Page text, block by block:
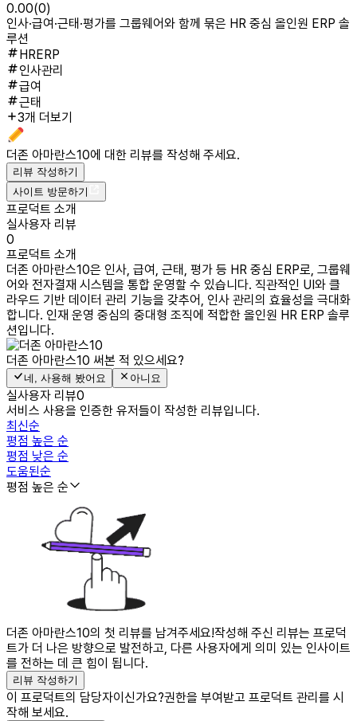
0.00(0)
인사·급여·근태·평가를 그룹웨어와 함께 묶은 HR 중심 올인원 ERP 솔
루션
HRERP
인사관리
급여
근태
3개 더보기
더존 아마란스10에 대한 리뷰를 작성해 주세요.
리뷰 작성하기
사이트 방문하기
프로덕트 소개
실사용자 리뷰
0
프로덕트 소개
더존 아마란스10은 인사, 급여, 근태, 평가 등 HR 중심 ERP로, 그룹웨
어와 전자결재 시스템을 통합 운영할 수 있습니다. 직관적인 UI와 클
라우드 기반 데이터 관리 기능을 갖추어, 인사 관리의 효율성을 극대화
합니다. 인재 운영 중심의 중대형 조직에 적합한 올인원 HR ERP 솔루
션입니다.
더존 아마란스10 써본 적 있으세요?
네, 사용해 봤어요 아니요
실사용자 리뷰0
서비스 사용을 인증한 유저들이 작성한 리뷰입니다.
최신순
평점 높은 순
평점 낮은 순
도움된순
평점 높은 순
더존 아마란스10의 첫 리뷰를 남겨주세요!작성해 주신 리뷰는 프로덕
트가 더 나은 방향으로 발전하고, 다른 사용자에게 의미 있는 인사이트
를 전하는 데 큰 힘이 됩니다.
리뷰 작성하기
이 프로덕트의 담당자이신가요?권한을 부여받고 프로덕트 관리를 시
작해 보세요.